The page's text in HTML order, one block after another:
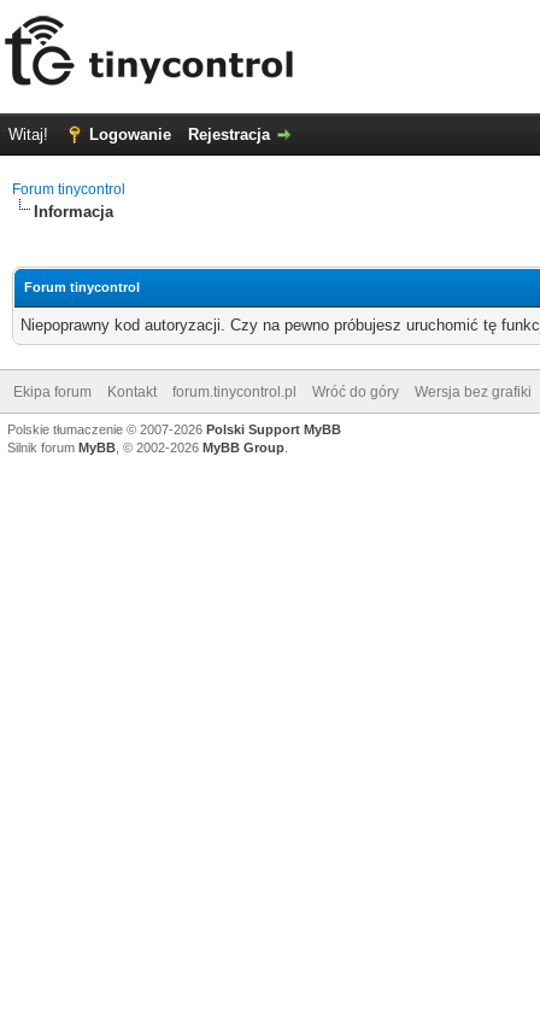
Witaj! Logowanie Rejestracja
Forum tinycontrol
Informacja
Forum tinycontrol
Niepoprawny kod autoryzacji. Czy na pewno próbujesz uruchomić tę
Ekipa forum Kontakt forum.tinycontrol.pl Wróć do góry Wersja bez grafiki
Polskie tłumaczenie © 2007-2026 Polski Support MyBB
Silnik forum MyBB , © 2002-2026 MyBB Group